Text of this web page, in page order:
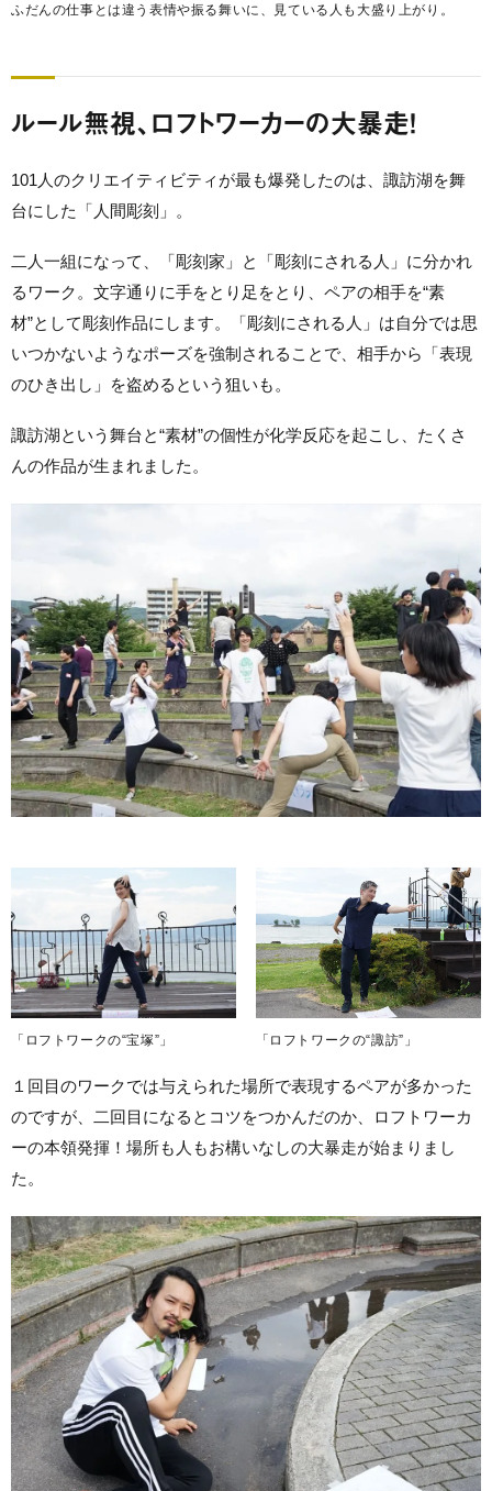
ふだんの仕事とは違う表情や振る舞いに、見ている人も大盛り上がり。
ルール無視、ロフトワーカーの大暴走！
101人のクリエイティビティが最も爆発したのは、諏訪湖を舞
台にした「人間彫刻」。
二人一組になって、「彫刻家」と「彫刻にされる人」に分かれ
るワーク。文字通りに手をとり足をとり、ペアの相手を“素
材”として彫刻作品にします。「彫刻にされる人」は自分では思
いつかないようなポーズを強制されることで、相手から「表現
のひき出し」を盗めるという狙いも。
諏訪湖という舞台と“素材”の個性が化学反応を起こし、たくさ
んの作品が生まれました。
「ロフトワークの“宝塚”」 「ロフトワークの“諏訪”」
１回目のワークでは与えられた場所で表現するペアが多かった
のですが、二回目になるとコツをつかんだのか、ロフトワーカ
ーの本領発揮！場所も人もお構いなしの大暴走が始まりまし
た。